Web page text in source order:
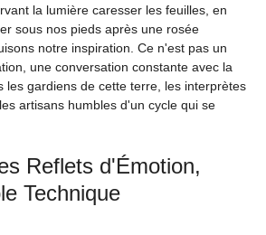
la lumière caresser les feuilles, en
sous nos pieds après une rosée
notre inspiration. Ce n'est pas un
une conversation constante avec la
les gardiens de cette terre, les interprètes
artisans humbles d'un cycle qui se
Reflets d'Émotion,
Technique